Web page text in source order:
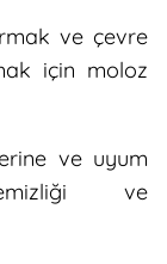
ve çevre
için moloz
ve uyum
ve